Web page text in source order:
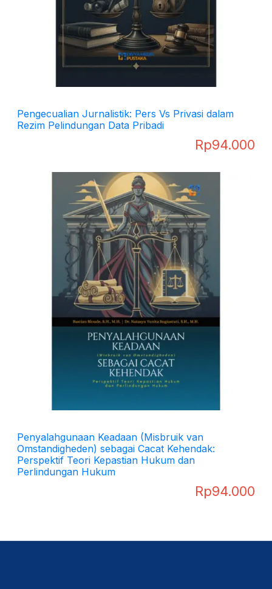
Pengecualian Jurnalistik: Pers Vs Privasi dalam
Rezim Pelindungan Data Pribadi
Rp94.000
Penyalahgunaan Keadaan (Misbruik van
Omstandigheden) sebagai Cacat Kehendak:
Perspektif Teori Kepastian Hukum dan
Perlindungan Hukum
Rp94.000